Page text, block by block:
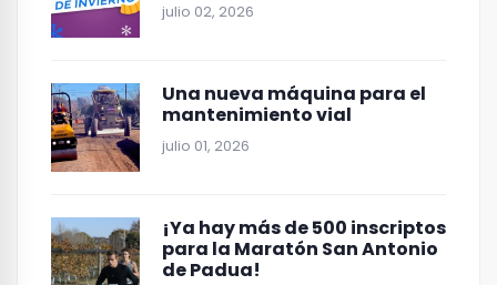
julio 02, 2026
Una nueva máquina para el
mantenimiento vial
julio 01, 2026
¡Ya hay más de 500 inscriptos
para la Maratón San Antonio
de Padua!